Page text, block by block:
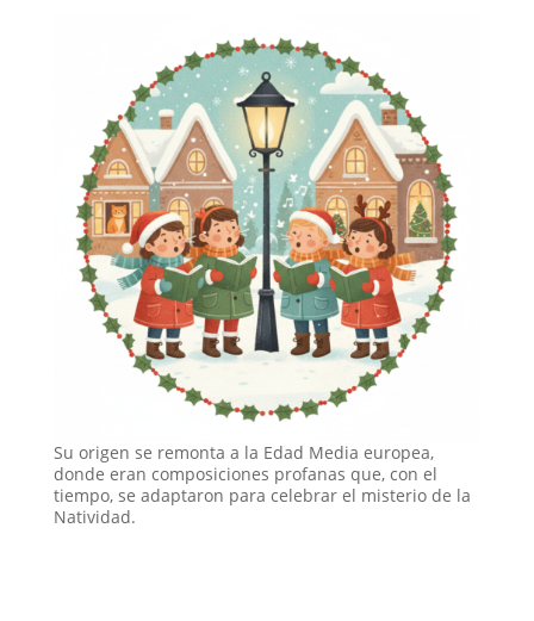
Su origen se remonta a la Edad Media europea,
donde eran composiciones profanas que, con el
tiempo, se adaptaron para celebrar el misterio de la
Natividad.